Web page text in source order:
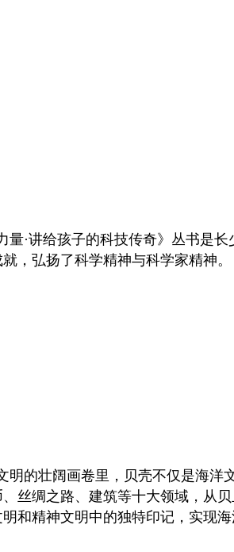
量·讲给孩子的科技传奇》丛书是
，弘扬了科学精神与科学家精神。
明的壮阔画卷里，贝壳不仅是海洋
丝绸之路、建筑等十大领域，从
和精神文明中的独特印记，实现